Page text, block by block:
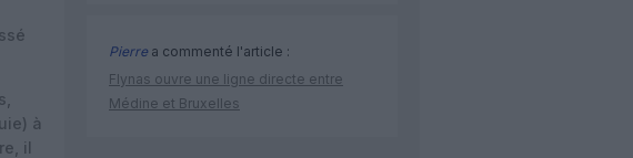
à
il
Pierrea commenté l'article :
Flynas ouvre une ligne directe entre
Médine et Bruxelles